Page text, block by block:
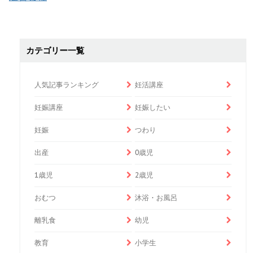
カテゴリー一覧
人気記事ランキング 妊活講座
妊娠講座 妊娠したい
妊娠 つわり
出産 0歳児
1歳児 2歳児
おむつ 沐浴・お風呂
離乳食 幼児
教育 小学生